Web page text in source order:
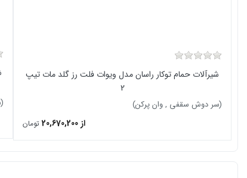
شیرآلات حمام توکار راسان مدل ویوات فلت رز گلد مات تیپ
2
(سر دوش سقفی , وان پرکن)
از 20,670,200 تومان